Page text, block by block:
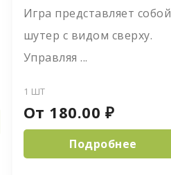
Игра представляет собой
шутер с видом сверху.
Управляя ...
1 ШТ
От 180.00 ₽
Подробнее